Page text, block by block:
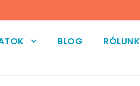
BLOG RÓLUNK